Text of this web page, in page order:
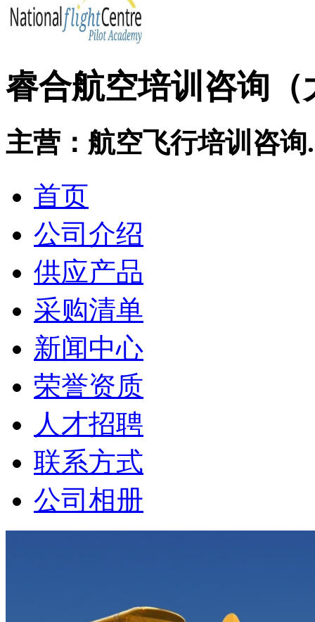
睿合航空培训咨询
主营：航空飞行培训咨询
首页
公司介绍
供应产品
采购清单
新闻中心
荣誉资质
人才招聘
联系方式
公司相册